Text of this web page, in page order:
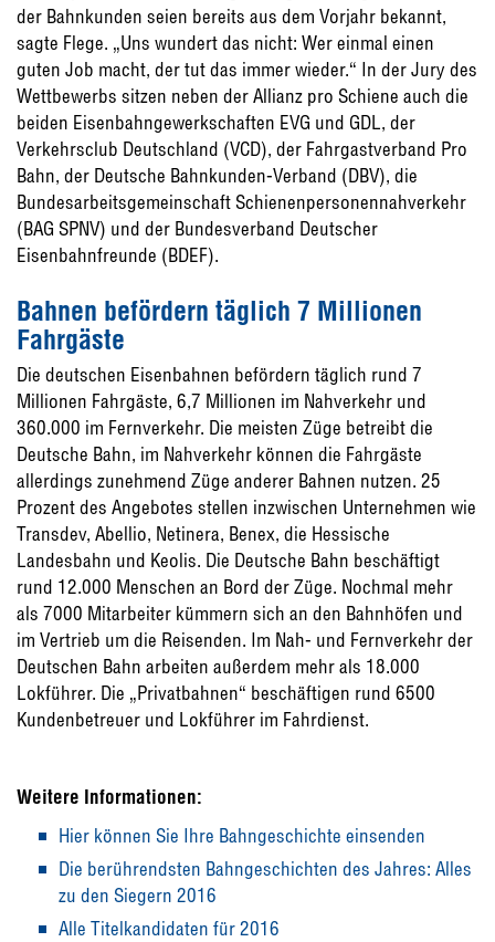
der Bahnkunden seien bereits aus dem Vorjahr bekannt,
sagte Flege. „Uns wundert das nicht: Wer einmal einen
guten Job macht, der tut das immer wieder.“ In der Jury des
Wettbewerbs sitzen neben der Allianz pro Schiene auch die
beiden Eisenbahngewerkschaften EVG und GDL, der
Verkehrsclub Deutschland (VCD), der Fahrgastverband Pro
Bahn, der Deutsche Bahnkunden-Verband (DBV), die
Bundesarbeitsgemeinschaft Schienenpersonennahverkehr
(BAG SPNV) und der Bundesverband Deutscher
Eisenbahnfreunde (BDEF).
Bahnen befördern täglich 7 Millionen
Fahrgäste
Die deutschen Eisenbahnen befördern täglich rund 7
Millionen Fahrgäste, 6,7 Millionen im Nahverkehr und
360.000 im Fernverkehr. Die meisten Züge betreibt die
Deutsche Bahn, im Nahverkehr können die Fahrgäste
allerdings zunehmend Züge anderer Bahnen nutzen. 25
Prozent des Angebotes stellen inzwischen Unternehmen wie
Transdev, Abellio, Netinera, Benex, die Hessische
Landesbahn und Keolis. Die Deutsche Bahn beschäftigt
rund 12.000 Menschen an Bord der Züge. Nochmal mehr
als 7000 Mitarbeiter kümmern sich an den Bahnhöfen und
im Vertrieb um die Reisenden. Im Nah- und Fernverkehr der
Deutschen Bahn arbeiten außerdem mehr als 18.000
Lokführer. Die „Privatbahnen“ beschäftigen rund 6500
Kundenbetreuer und Lokführer im Fahrdienst.
Weitere Informationen:
Hier können Sie Ihre Bahngeschichte einsenden
Die berührendsten Bahngeschichten des Jahres: Alles
zu den Siegern 2016
Alle Titelkandidaten für 2016